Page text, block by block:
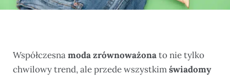
Współczesnamoda zrównoważonato nie tylko
chwilowy trend, ale przede wszystkimświadomy